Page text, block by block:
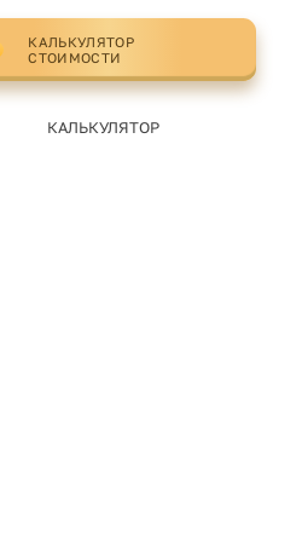
КАЛЬКУЛЯТОР
СТОИМОСТИ
КАЛЬКУЛЯТОР